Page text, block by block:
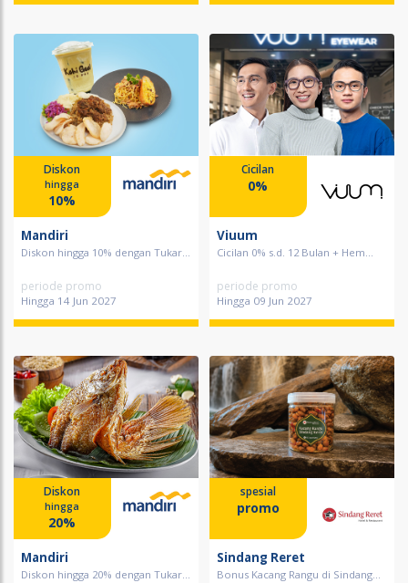
Diskon
hingga
10%
Mandiri
Diskon hingga 10% dengan Tukar...
periode promo
Hingga 14 Jun 2027
Cicilan
0%
Viuum
Cicilan 0% s.d. 12 Bulan + Hem...
periode promo
Hingga 09 Jun 2027
Diskon
hingga
20%
Mandiri
Diskon hingga 20% dengan Tukar...
spesial
promo
Sindang Reret
Bonus Kacang Rangu di Sindang...